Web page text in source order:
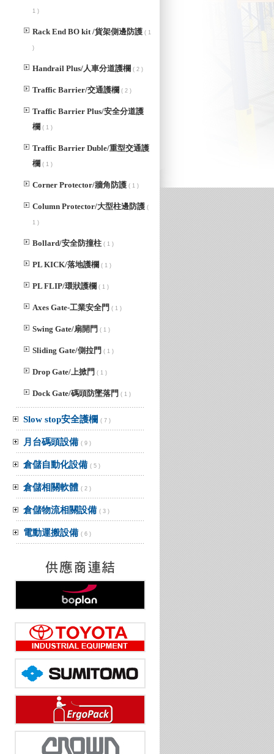
1 )
Rack End BO kit /貨架側邊防護 ( 1
)
Handrail Plus/人車分道護欄 ( 2 )
Traffic Barrier/交通護欄 ( 2 )
Traffic Barrier Plus/安全分道護
欄 ( 1 )
Traffic Barrier Duble/重型交通護
欄 ( 1 )
Corner Protector/牆角防護 ( 1 )
Column Protector/大型柱邊防護 (
1 )
Bollard/安全防撞柱 ( 1 )
PL KICK/落地護欄 ( 1 )
PL FLIP/環狀護欄 ( 1 )
Axes Gate-工業安全門 ( 1 )
Swing Gate/扇開門 ( 1 )
Sliding Gate/側拉門 ( 1 )
Drop Gate/上掀門 ( 1 )
Dock Gate/碼頭防墜落門 ( 1 )
Slow stop安全護欄 ( 7 )
月台碼頭設備 ( 9 )
倉儲自動化設備 ( 5 )
倉儲相關軟體 ( 2 )
倉儲物流相關設備 ( 3 )
電動運搬設備 ( 6 )